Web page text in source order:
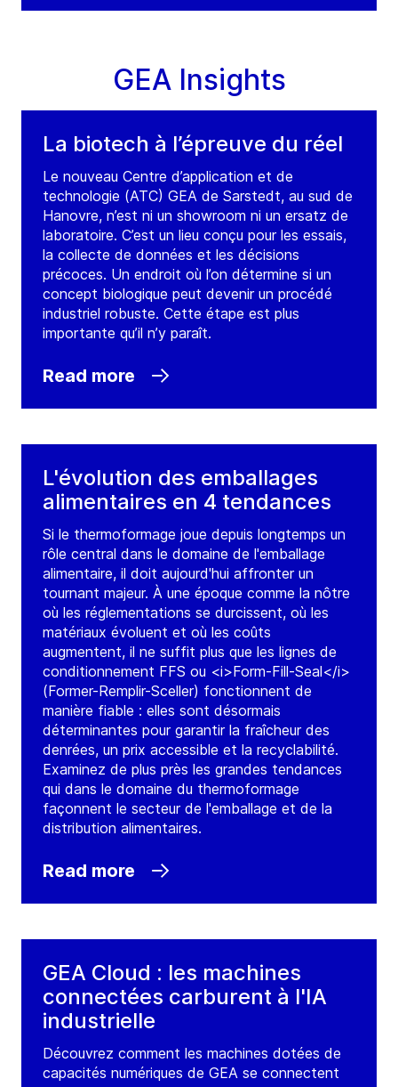
GEA Insights
La biotech à l’épreuve du réel
Le nouveau Centre d’application et de
technologie (ATC) GEA de Sarstedt, au sud de
Hanovre, n’est ni un showroom ni un ersatz de
laboratoire. C’est un lieu conçu pour les essais,
la collecte de données et les décisions
précoces. Un endroit où l’on détermine si un
concept biologique peut devenir un procédé
industriel robuste. Cette étape est plus
importante qu’il n’y paraît.
Read more
L'évolution des emballages
alimentaires en 4 tendances
Si le thermoformage joue depuis longtemps un
rôle central dans le domaine de l'emballage
alimentaire, il doit aujourd'hui affronter un
tournant majeur. À une époque comme la nôtre
où les réglementations se durcissent, où les
matériaux évoluent et où les coûts
augmentent, il ne suffit plus que les lignes de
conditionnement FFS ou <i>Form-Fill-Seal</i>
(Former-Remplir-Sceller) fonctionnent de
manière fiable : elles sont désormais
déterminantes pour garantir la fraîcheur des
denrées, un prix accessible et la recyclabilité.
Examinez de plus près les grandes tendances
qui dans le domaine du thermoformage
façonnent le secteur de l'emballage et de la
distribution alimentaires.
Read more
GEA Cloud : les machines
connectées carburent à l'IA
industrielle
Découvrez comment les machines dotées de
capacités numériques de GEA se connectent